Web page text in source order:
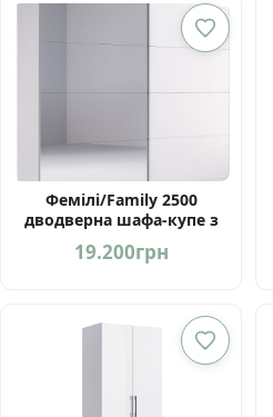
Фемілі/Family 2500
дводверна шафа-купе з
дзеркалом від МироМарк
Україна
19.200грн